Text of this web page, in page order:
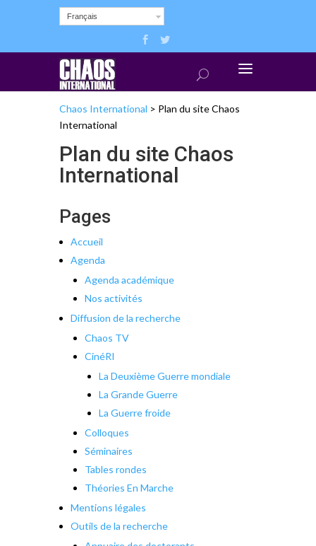
Français
Chaos International > Plan du site Chaos
International
Plan du site Chaos
International
Pages
Accueil
Agenda
Agenda académique
Nos activités
Diffusion de la recherche
Chaos TV
CinéRI
La Deuxième Guerre mondiale
La Grande Guerre
La Guerre froide
Colloques
Séminaires
Tables rondes
Théories En Marche
Mentions légales
Outils de la recherche